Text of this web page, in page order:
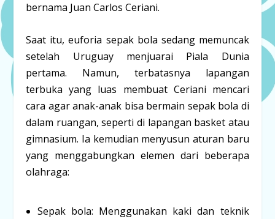
bernama Juan Carlos Ceriani.
Saat itu, euforia sepak bola sedang memuncak
setelah Uruguay menjuarai Piala Dunia
pertama. Namun, terbatasnya lapangan
terbuka yang luas membuat Ceriani mencari
cara agar anak-anak bisa bermain sepak bola di
dalam ruangan, seperti di lapangan basket atau
gimnasium. Ia kemudian menyusun aturan baru
yang menggabungkan elemen dari beberapa
olahraga:
Sepak bola: Menggunakan kaki dan teknik